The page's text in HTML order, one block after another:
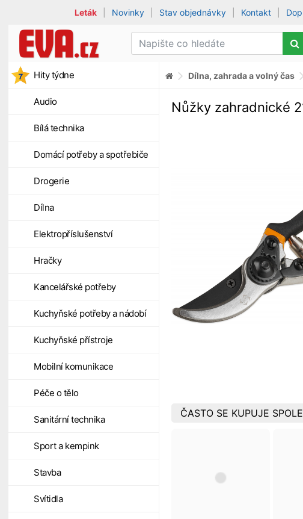
Leták Novinky Stav objednávky Kontakt
Hity týdne
Audio
Bílá technika
Domácí potřeby a spotřebiče
Drogerie
Dílna
Elektropříslušenství
Hračky
Kancelářské potřeby
Kuchyňské potřeby a nádobí
Kuchyňské přístroje
Mobilní komunikace
Péče o tělo
Sanitární technika
Sport a kempink
Stavba
Svítidla
Dílna, zahrada a volný čas
Nůžky zahradnické
ČASTO SE KUPUJE